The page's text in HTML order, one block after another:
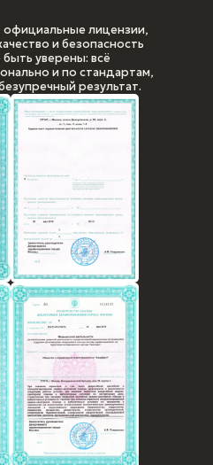
официальные лицензии,
и безопасность
уверены: всё
и по стандартам,
результат.